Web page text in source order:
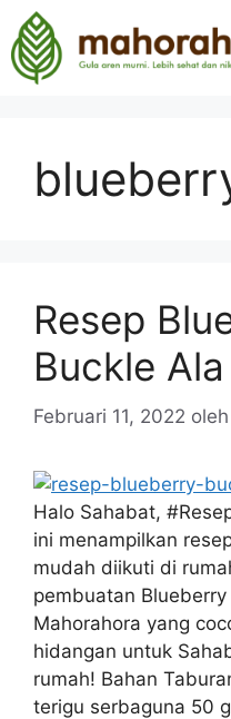
Resep
Buckle
Februari 11, 2022 oleh
Halo Sahabat,
ini menampilkan
mudah diikuti di
pembuatan
Mahorahora yang
hidangan untuk
rumah! Bahan
terigu serbaguna 50